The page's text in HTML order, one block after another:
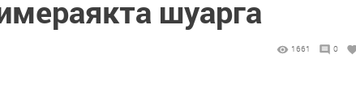
шуарга
1661 0